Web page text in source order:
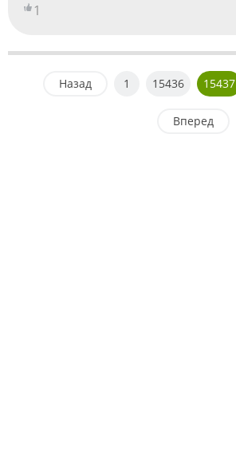
1
Назад 1 15436 15437
Вперед